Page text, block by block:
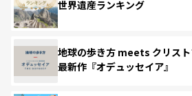
世界遺産ランキング
地球の歩き方 meets クリス
最新作『オデュッセイア』